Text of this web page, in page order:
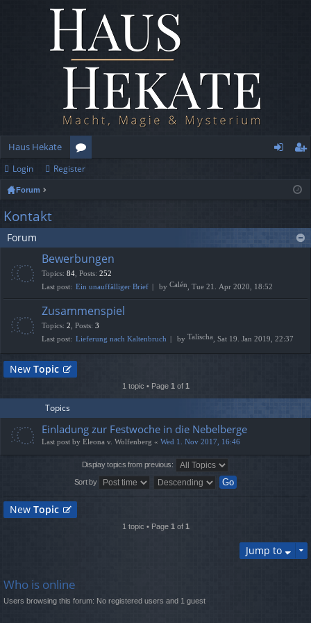
Haus Hekate
or
ist
Login Register
Forum
Kontakt
Forum
Bewerbungen
Topics: 84 Posts: 252
Last post: Ein unauffälliger Brief by Calén , Tue 21. Apr 2020, 18:52
Zusammenspiel
Topics: 2 Posts: 3
Last post: Lieferung nach Kaltenbruch by Talischa , Sat 19. Jan 2019, 22:37
New Topic
1 topic • Page 1 of 1
Topics
Einladung zur Festwoche in die Nebelberge
Last post by Eleona v. Wolfenberg « Wed 1. Nov 2017, 16:46
Display topics from previous:
Sort by
New Topic
1 topic • Page 1 of 1
Jump to
Who is online
Users browsing this forum: No registered users and 1 guest